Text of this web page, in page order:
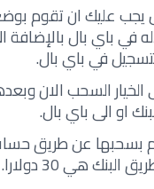
عليك ان تقوم بوضع
باي بال بالإضافة
في باي بال.
السحب الان
او الى باي بال.
بسحبها عن طريق